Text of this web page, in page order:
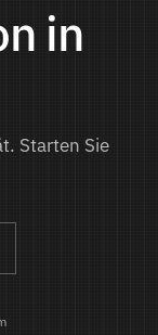
in
Starten Sie